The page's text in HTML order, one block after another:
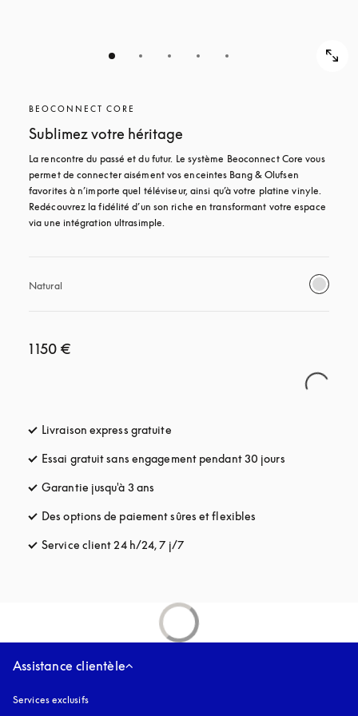
BEOCONNECT CORE
Sublimez votre héritage
La rencontre du passé et du futur. Le système Beoconnect Core vous
permet de connecter aisément vos enceintes Bang & Olufsen
favorites à n’importe quel téléviseur, ainsi qu’à votre platine vinyle.
Redécouvrez la fidélité d’un son riche en transformant votre espace
via une intégration ultrasimple.
Natural
1 150 €
Livraison express gratuite
Essai gratuit sans engagement pendant 30 jours
Garantie jusqu'à 3 ans
Des options de paiement sûres et flexibles
Service client 24 h/24, 7 j/7s’ouvre dans un nouvel onglet
Assistance clientèle
Services exclusifs